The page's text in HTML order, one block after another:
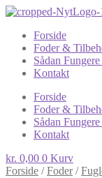
Forside
Foder &
Sådan
Kontakt
Forside
Foder &
Sådan
Kontakt
kr. 0,00 0 Kurv
Forside /Foder/